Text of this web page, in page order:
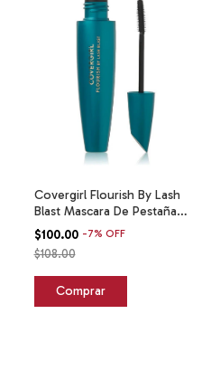
Covergirl Flourish By Lash
Blast Mascara De Pestaña
810 Black Brown
$100.00 -7% OFF
$108.00